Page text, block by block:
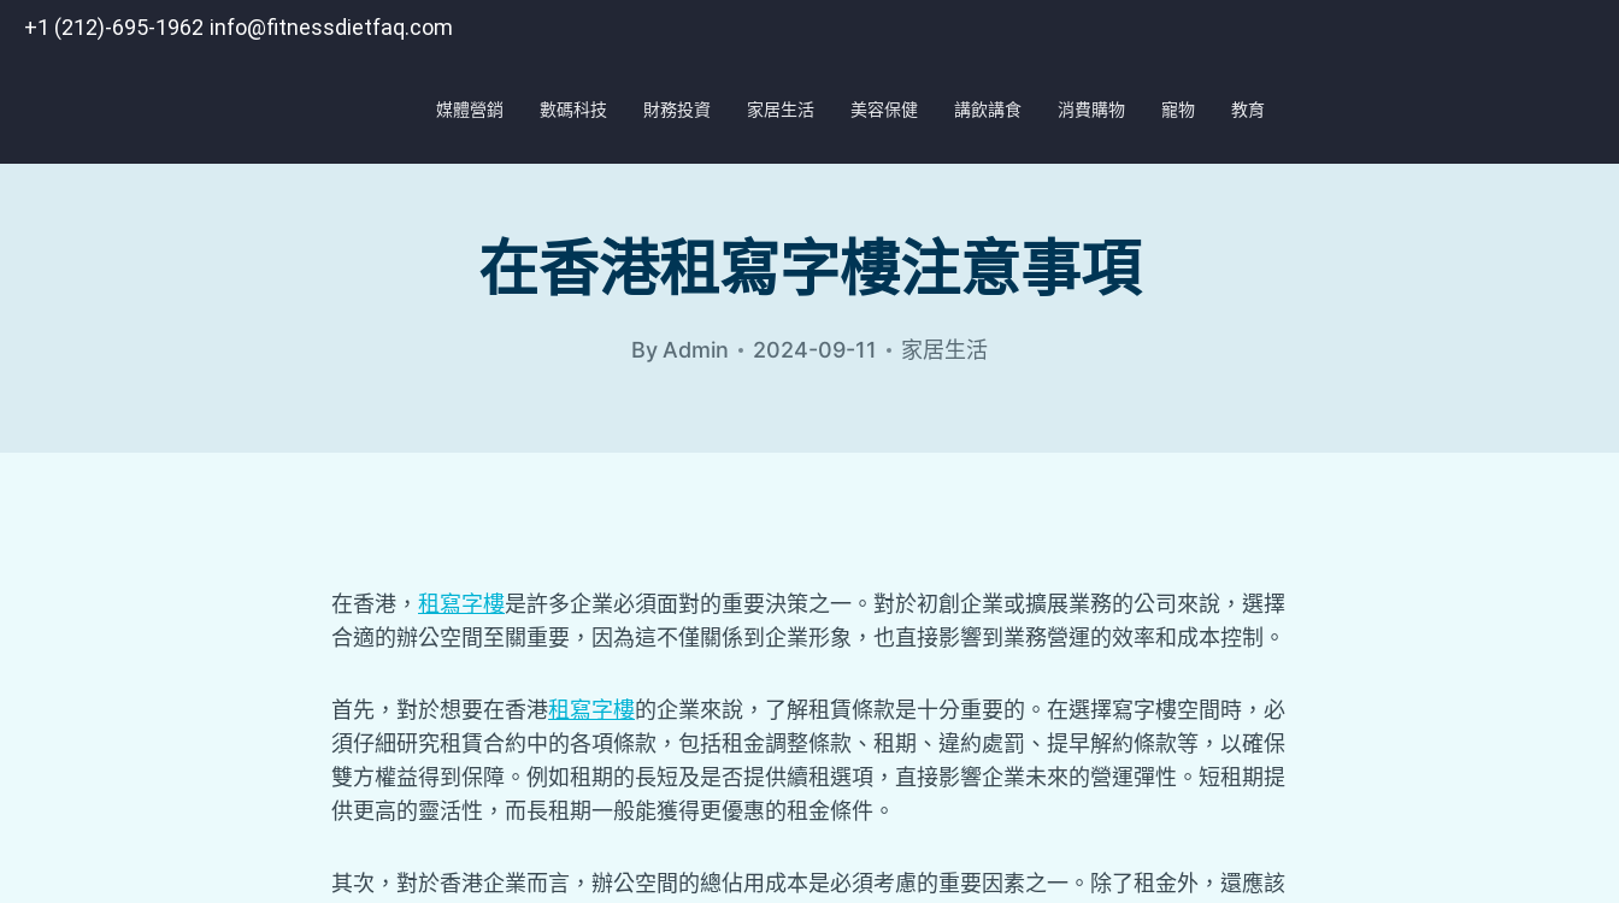
+1 (212)-695-1962 info@fitnessdietfaq.com
媒體營銷 數碼科技 財務投資 家居生活 美容保健 講飲講食 消費購物 寵物 教育
在香港租寫字樓注意事項
By Admin 2024-09-11 家居生活
在香港， 租寫字樓是許多企業必須面對的重要決策之一。對於初創企業或擴展業務的公司來說，選擇
合適的辦公空間至關重要，因為這不僅關係到企業形象，也直接影響到業務營運的效率和成本控制。
首先，對於想要在香港租寫字樓的企業來說，了解租賃條款是十分重要的。在選擇寫字樓空間時，必
須仔細研究租賃合約中的各項條款，包括租金調整條款、租期、違約處罰、提早解約條款等，以確保
雙方權益得到保障。例如租期的長短及是否提供續租選項，直接影響企業未來的營運彈性。短租期提
供更高的靈活性，而長租期一般能獲得更優惠的租金條件。
其次，對於香港企業而言，辦公空間的總佔用成本是必須考慮的重要因素之一。除了租金外，還應該